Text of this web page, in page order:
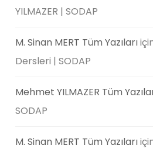
YILMAZER | SODAP
M. Sinan MERT Tüm Yazıları
Dersleri | SODAP
Mehmet YILMAZER Tüm
SODAP
M. Sinan MERT Tüm Yazıları